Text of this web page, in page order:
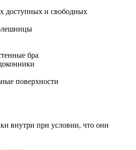
доступных и свободных
бра
поверхности
внутри при условии, что они